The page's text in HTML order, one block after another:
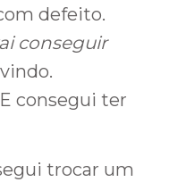
defeito.
conseguir
consegui ter
trocar um